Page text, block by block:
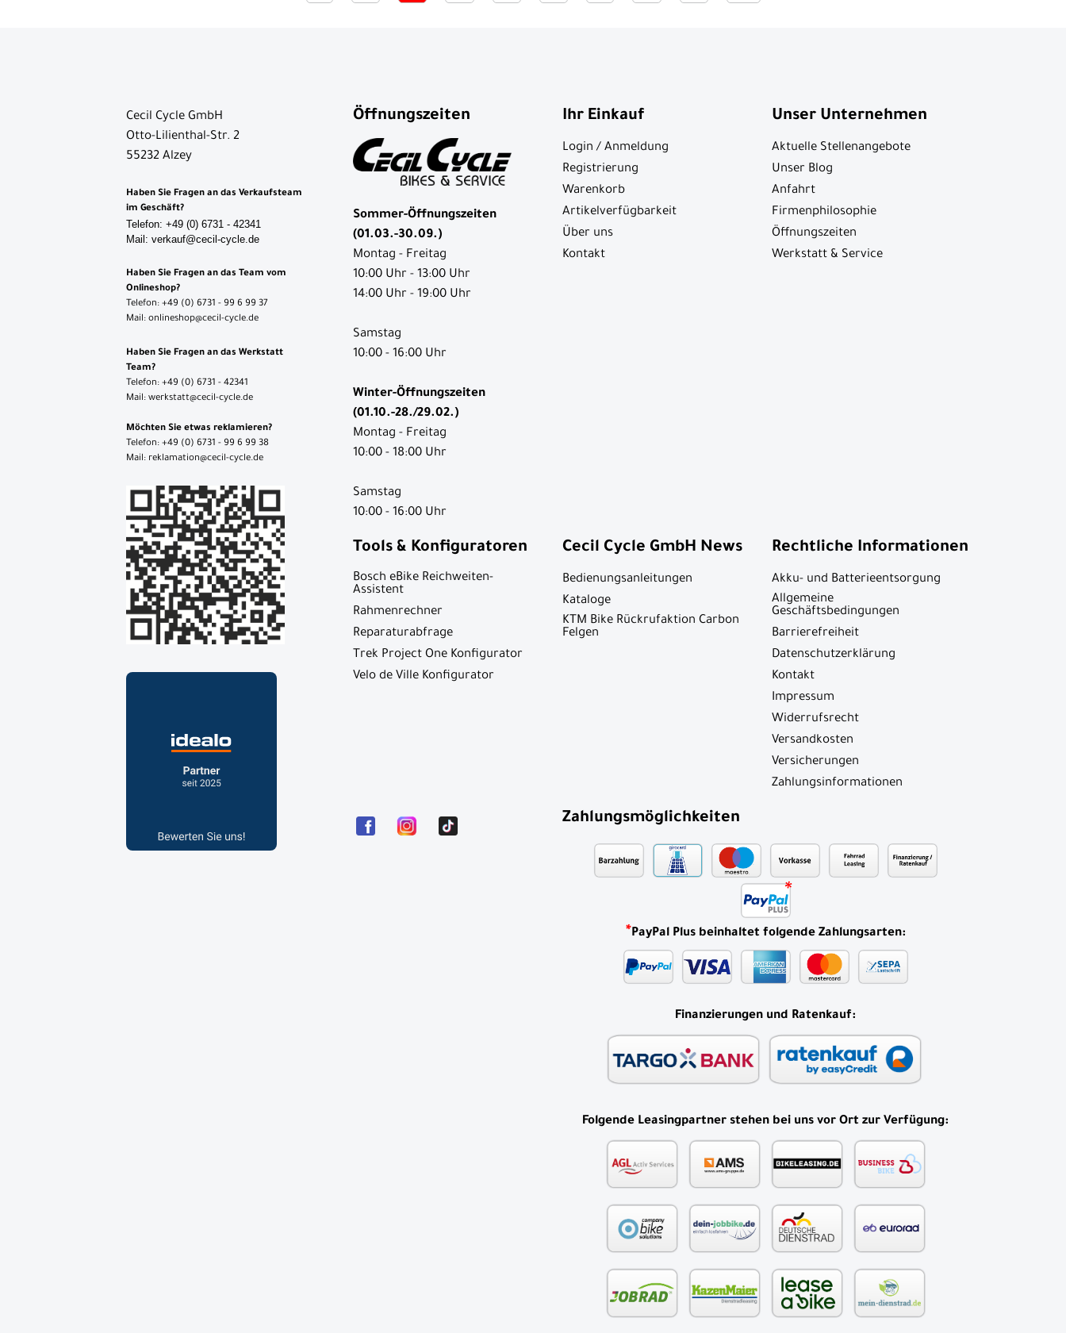
Cecil Cycle GmbH
Otto-Lilienthal-Str. 2
55232 Alzey
Haben Sie Fragen an das Verkaufsteam
im Geschäft?
Telefon: +49 (0) 6731 - 42341
Mail: verkauf@cecil-cycle.de
Haben Sie Fragen an das Team vom
Onlineshop?
Telefon: +49 (0) 6731 - 99 6 99 37
Mail: onlineshop@cecil-cycle.de
Haben Sie Fragen an das Werkstatt
Team?
Telefon: +49 (0) 6731 - 42341
Mail: werkstatt@cecil-cycle.de
Möchten Sie etwas reklamieren?
Telefon: +49 (0) 6731 - 99 6 99 38
Mail: reklamation@cecil-cycle.de
Öffnungszeiten
Sommer-Öffnungszeiten
(01.03.-30.09.)
Montag - Freitag
10:00 Uhr - 13:00 Uhr
14:00 Uhr - 19:00 Uhr
Samstag
10:00 - 16:00 Uhr
Winter-Öffnungszeiten
(01.10.-28./29.02.)
Montag - Freitag
10:00 - 18:00 Uhr
Samstag
10:00 - 16:00 Uhr
Ihr Einkauf
Login / Anmeldung
Registrierung
Warenkorb
Artikelverfügbarkeit
Über uns
Kontakt
Unser Unternehmen
Aktuelle Stellenangebote
Unser Blog
Anfahrt
Firmenphilosophie
Öffnungszeiten
Werkstatt & Service
Tools & Konfiguratoren
Bosch eBike Reichweiten-
Assistent
Rahmenrechner
Reparaturabfrage
Trek Project One Konfigurator
Velo de Ville Konfigurator
Cecil Cycle GmbH News
Bedienungsanleitungen
Kataloge
KTM Bike Rückrufaktion Carbon
Felgen
Rechtliche Informationen
Akku- und Batterieentsorgung
Allgemeine
Geschäftsbedingungen
Barrierefreiheit
Datenschutzerklärung
Kontakt
Impressum
Widerrufsrecht
Versandkosten
Versicherungen
Zahlungsinformationen
Zahlungsmöglichkeiten
*PayPal Plus beinhaltet folgende Zahlungsarten:
Finanzierungen und Ratenkauf:
Folgende Leasingpartner stehen bei uns vor Ort zur Verfügung: